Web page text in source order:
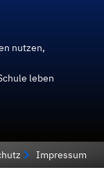
nutzen,
leben
Impressum